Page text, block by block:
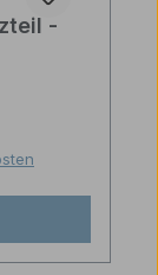
von 5 Sternen
-